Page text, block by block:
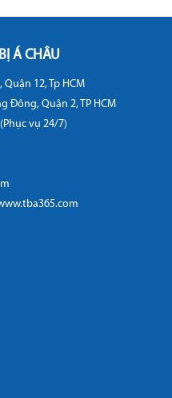
Á CHÂU
Quận 12, Tp HCM
Đông, Quận 2, TP HCM
vụ 24/7)